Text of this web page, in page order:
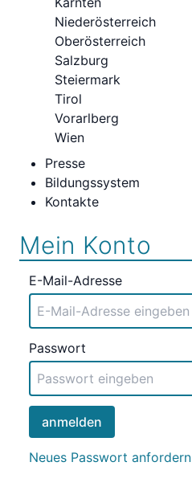
Niederösterreich
Oberösterreich
Salzburg
Steiermark
Tirol
Vorarlberg
Wien
Presse
Bildungssystem
Kontakte
Mein Konto
E-Mail-Adresse
Passwort
anmelden
Neues Passwort anfordern